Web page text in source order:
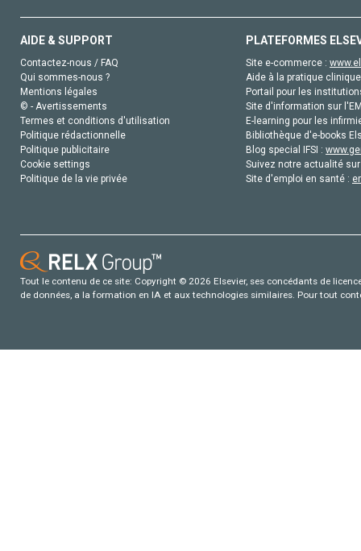
AIDE & SUPPORT
Contactez-nous / FAQ
Qui sommes-nous ?
Mentions légales
© - Avertissements
Termes et conditions d'utilisation
Politique rédactionnelle
Politique publicitaire
Cookie settings
Politique de la vie privée
PLATEFORMES
Site e-commerce :
Aide à la pratique
Portail pour les
Site d'information sur
E-learning pour les
Bibliothèque d'e-books
Blog special IFSI :
Suivez notre actualité
Site d'emploi en santé :
Tout le contenu de ce site: Copyright © 2026 Elsevier, ses concédants de
de données, a la formation en IA et aux technologies similaires. Pour tout